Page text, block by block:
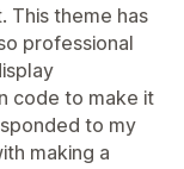
This theme has
professional
code to make it
to my
making a